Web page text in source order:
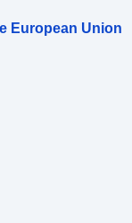
European Union